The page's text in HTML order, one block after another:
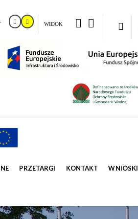
WIDOK
PRZETARGI KONTAKT WNIOSKI